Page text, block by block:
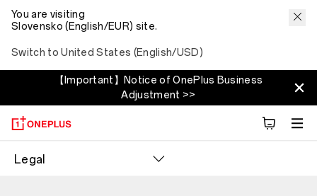
You are visiting
Slovensko (English/EUR) site.
Switch to United States (English/USD)
【Important】Notice of OnePlus Business
Adjustment >>
Legal